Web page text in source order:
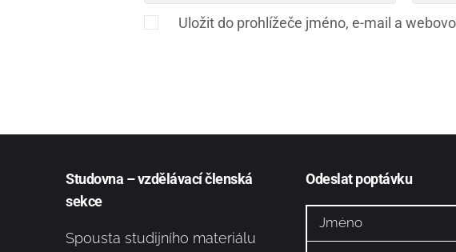
Uložit do prohlížeče jméno, e-mail a
Studovna – vzdělávací členská
sekce
Spousta studijního materiálu
Odeslat poptávku